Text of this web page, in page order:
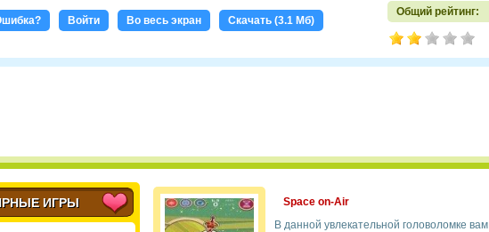
Войти Во весь экран Скачать (3.1 Мб)
Общий рейтинг:
ИГРЫ
Space on-Air
В данной увлекательной головоломке вам